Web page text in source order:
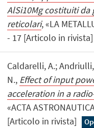
AlSi10Mg costituiti
reticolari, «LA
- 17 [Articolo in rivista]
Caldarelli, A.;
N., Effect of input
acceleration in a
«ACTA
[Articolo in rivista]